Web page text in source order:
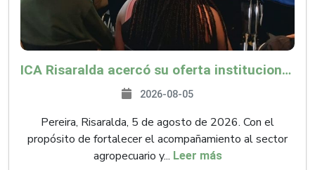
ICA Risaralda acercó su oferta institucional a productores y emprendedores en Expocamello
2026-08-05
Pereira, Risaralda, 5 de agosto de 2026. Con el
propósito de fortalecer el acompañamiento al sector
agropecuario y... Leer más